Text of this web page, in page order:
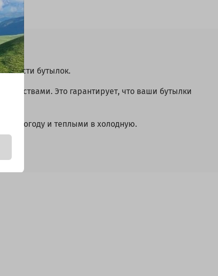
шести бутылок.
Это гарантирует, что ваши бутылки
погоду и теплыми в холодную.